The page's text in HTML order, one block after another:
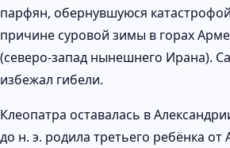
парфян, обернувшуюся
причине суровой зимы в горах
(северо-запад нынешнего Ирана).
избежал гибели.
Клеопатра оставалась в
до н. э. родила третьего ребёнка